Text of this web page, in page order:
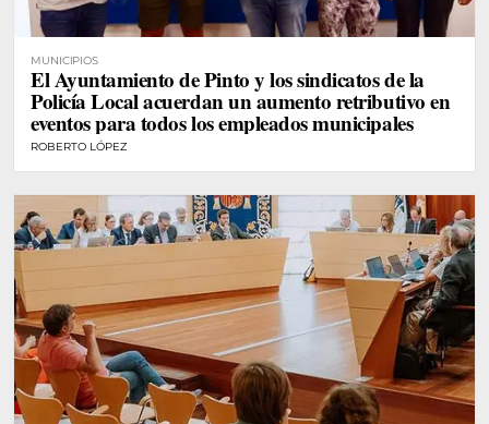
MUNICIPIOS
El Ayuntamiento de Pinto y los sindicatos de la
Policía Local acuerdan un aumento retributivo en
eventos para todos los empleados municipales
ROBERTO LÓPEZ